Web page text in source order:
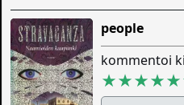
people
kommentoi